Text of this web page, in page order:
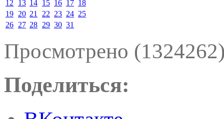
12 13 14 15 16 17 18
19 20 21 22 23 24 25
26 27 28 29 30 31
Просмотрено
Поделиться: